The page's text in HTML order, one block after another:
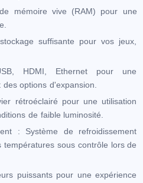
mémoire vive (RAM) pour une
suffisante pour vos jeux,
HDMI, Ethernet pour une
options d'expansion.
rétroéclairé pour une utilisation
de faible luminosité.
: Système de refroidissement
sous contrôle lors de
puissants pour une expérience